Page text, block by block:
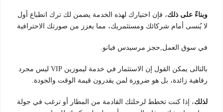
وبناءً على ذلك، فإن اختيارك لهذه الخدمة يضمن لك ترك انطباع أول
لا يُنسى أمام شركائك ومستثمريك، مما يعزز من صورتك الاحترافية
في سوق العمل,حجز مرسيدس فيانو.
بالتالى يمكن القول إن الاستثمار في خدمة ليموزين VIP ليس مجرد
رفاهية زائدة، بل هو ضرورة لمن يقدرون قيمة الوقت والجودة.
لذلك، إذا كنت تخطط لرحلتك القادمة من المطار أو ترغب في جولة